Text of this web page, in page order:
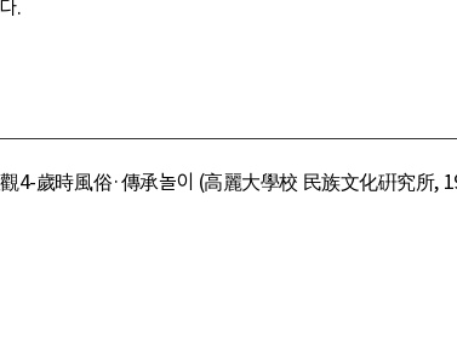
.
歲時風俗·傳承놀이 (高麗大學校 民族文化硏究所,